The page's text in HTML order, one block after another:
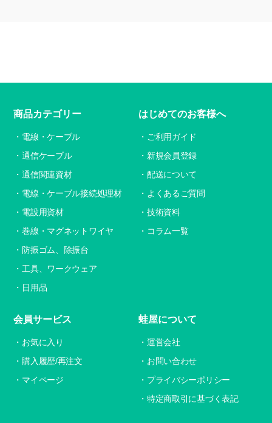
商品カテゴリー
電線・ケーブル
通信ケーブル
通信関連資材
電線・ケーブル接続処理材
電設用資材
巻線・マグネットワイヤ
防振ゴム、除振台
工具、ワークウェア
日用品
はじめてのお客様へ
ご利用ガイド
新規会員登録
配送について
よくあるご質問
技術資料
コラム一覧
会員サービス
お気に入り
購入履歴/再注文
マイページ
蛙屋について
運営会社
お問い合わせ
プライバシーポリシー
特定商取引に基づく表記